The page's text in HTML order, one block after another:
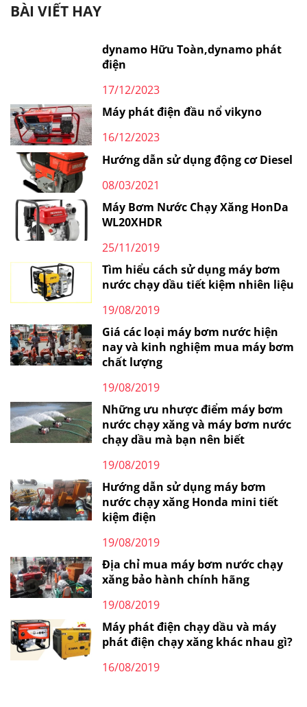
BÀI VIẾT HAY
dynamo Hữu Toàn,dynamo phát
điện
17/12/2023
Máy phát điện đầu nổ vikyno
16/12/2023
Hướng dẫn sử dụng động cơ Diesel
08/03/2021
Máy Bơm Nước Chạy Xăng HonDa
WL20XHDR
25/11/2019
Tìm hiểu cách sử dụng máy bơm
nước chạy dầu tiết kiệm nhiên liệu
19/08/2019
Giá các loại máy bơm nước hiện
nay và kinh nghiệm mua máy bơm
chất lượng
19/08/2019
Những ưu nhược điểm máy bơm
nước chạy xăng và máy bơm nước
chạy dầu mà bạn nên biết
19/08/2019
Hướng dẫn sử dụng máy bơm
nước chạy xăng Honda mini tiết
kiệm điện
19/08/2019
Địa chỉ mua máy bơm nước chạy
xăng bảo hành chính hãng
19/08/2019
Máy phát điện chạy dầu và máy
phát điện chạy xăng khác nhau gì?
16/08/2019